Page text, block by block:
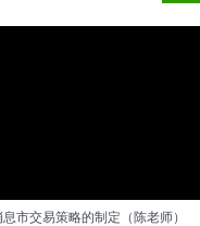
市交易策略的制定（陈老师）